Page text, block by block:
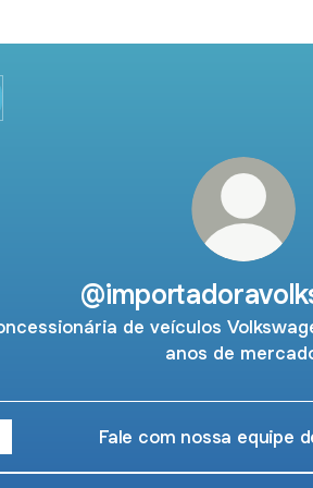
de veículos
anos de
Fale com nossa equipe